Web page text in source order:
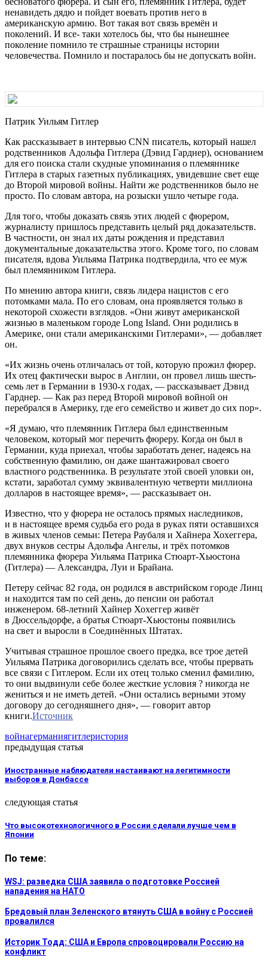
ненавидеть дядю и пойдет воевать против него в
американскую армию. Вот такая вот связь времён и
поколений. И все- таки хотелось бы, что бы нынешнее
поколение помнило те страшные страницы истории
человечества. Помнило и постаралось бы не допускать войн.
Патрик Уильям Гитлер
Как рассказывает в интервью CNN писатель, который нашел
родственников Адольфа Гитлера (Дэвид Гарднер), основанием
для его поиска стали скудные упоминания о племяннике
Гитлера в старых газетных публикациях, увидевшие свет еще
до Второй мировой войны. Найти же родственников было не
просто. По словам автора, на розыски ушло четыре года.
Для того, чтобы доказать связь этих людей с фюрером,
журналисту пришлось представить целый ряд доказательств.
В частности, он знал их даты рождения и представил
документальные доказательства этого. Кроме того, по словам
писателя, вдова Уильяма Патрика подтвердила, что ее муж
был племянником Гитлера.
По мнению автора книги, связь лидера нацистов с его
потомками мала. По его словам, она проявляется только в
некоторой схожести взглядов. «Они живут американской
жизнью в маленьком городе Long Island. Они родились в
Америке, они стали американскими Гитлерами», — добавляет
он.
«Их жизнь очень отличалась от той, которую прожил фюрер.
Их отец фактически вырос в Англии, он провел лишь шесть-
семь лет в Германии в 1930-х годах, — рассказывает Дэвид
Гарднер. — Как раз перед Второй мировой войной он
перебрался в Америку, где его семейство и живет до сих пор».
«Я думаю, что племянник Гитлера был единственным
человеком, который мог перечить фюреру. Когда он был в
Германии, куда приехал, чтобы заработать денег, надеясь на
собственную фамилию, он даже шантажировал своего
властного родственника. В результате этой своей уловки он,
кстати, заработал сумму эквивалентную четверти миллиона
долларов в настоящее время», — рассказывает он.
Известно, что у фюрера не осталось прямых наследников,
и в настоящее время судьба его рода в руках пяти оставшихся
в живых членов семьи: Петера Раубаля и Хайнера Хохеггера,
двух внуков сестры Адольфа Ангелы, и трёх потомков
племянника фюрера Уильяма Патрика Стюарт-Хьюстона
(Гитлера) — Александра, Луи и Брайана.
Петеру сейчас 82 года, он родился в австрийском городе Линц
и находится там по сей день, до пенсии он работал
инженером. 68-летний Хайнер Хохеггер живёт
в Дюссельдорфе, а братья Стюарт-Хьюстоны появились
на свет и выросли в Соединённых Штатах.
Учитывая страшное прошлое своего предка, все трое детей
Уильяма Патрика договорились сделать все, чтобы прервать
все связи с Гитлером. Если их отец только сменил фамилию,
то они выдвинули себе более жесткие условия ? никогда не
жениться и не иметь детей. «Они остались верными этому
договору до сегодняшнего дня», — говорит автор
книги.Источник
войнагерманиягитлеристория
предыдущая статья
Иностранные наблюдатели настаивают на легитимности
выборов в Донбассе
следующая статья
Что высокотехнологичного в России сделали лучше чем в
Японии
По теме:
WSJ: разведка США заявила о подготовке Россией
нападения на НАТО
Бредовый план Зеленского втянуть США в войну с Россией
провалился
Историк Тодд: США и Европа спровоцировали Россию на
конфликт